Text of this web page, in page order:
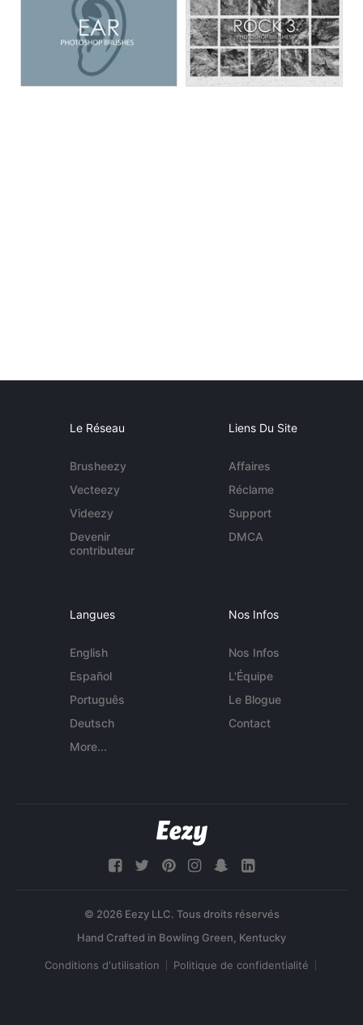
Le Réseau
Brusheezy
Vecteezy
Videezy
Devenir
contributeur
Liens Du Site
Affaires
Réclame
Support
DMCA
Langues
English
Español
Português
Deutsch
More...
Nos Infos
Nos Infos
L'Équipe
Le Blogue
Contact
© 2026 Eezy LLC. Tous droits réservés
Conditions d'utilisation Politique de confidentialité